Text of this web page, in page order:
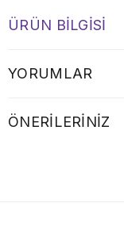
ÜRÜN BILGISI
YORUMLAR
ÖNERILERINIZ